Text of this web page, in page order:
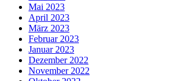
Mai 2023
April 2023
März 2023
Februar 2023
Januar 2023
Dezember 2022
November 2022